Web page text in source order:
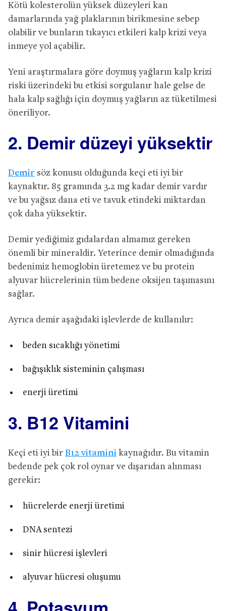
Kötü kolesterolün yüksek düzeyleri kan
damarlarında yağ plaklarının birikmesine sebep
olabilir ve bunların tıkayıcı etkileri kalp krizi veya
inmeye yol açabilir.
Yeni araştırmalara göre doymuş yağların kalp krizi
riski üzerindeki bu etkisi sorgulanır hale gelse de
hala kalp sağlığı için doymuş yağların az tüketilmesi
öneriliyor.
2. Demir düzeyi yüksektir
Demir söz konusu olduğunda keçi eti iyi bir
kaynaktır. 85 gramında 3.2 mg kadar demir vardır
ve bu yağsız dana eti ve tavuk etindeki miktardan
çok daha yüksektir.
Demir yediğimiz gıdalardan almamız gereken
önemli bir mineraldir. Yeterince demir olmadığında
bedenimiz hemoglobin üretemez ve bu protein
alyuvar hücrelerinin tüm bedene oksijen taşımasını
sağlar.
Ayrıca demir aşağıdaki işlevlerde de kullanılır:
beden sıcaklığı yönetimi
bağışıklık sisteminin çalışması
enerji üretimi
3. B12 Vitamini
Keçi eti iyi bir B12 vitamini kaynağıdır. Bu vitamin
bedende pek çok rol oynar ve dışarıdan alınması
gerekir:
hücrelerde enerji üretimi
DNA sentezi
sinir hücresi işlevleri
alyuvar hücresi oluşumu